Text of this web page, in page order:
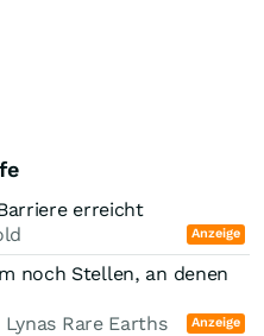
erreicht
Anzeige
noch Stellen, an denen
Lynas Rare Earths Anzeige